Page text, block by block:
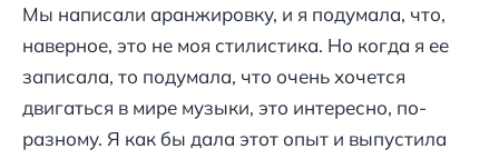
Мы написали аранжировку, и я подумала, что,
наверное, это не моя стилистика. Но когда я ее
записала, то подумала, что очень хочется
двигаться в мире музыки, это интересно, по-
разному. Я как бы дала этот опыт и выпустила